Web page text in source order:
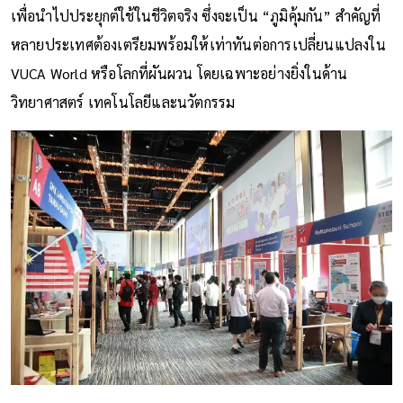
เพื่อนำไปประยุกต์ใช้ในชีวิตจริง ซึ่งจะเป็น “ภูมิคุ้มกัน” สำคัญที่
หลายประเทศต้องเตรียมพร้อมให้เท่าทันต่อการเปลี่ยนแปลงใน
VUCA World หรือโลกที่ผันผวน โดยเฉพาะอย่างยิ่งในด้าน
วิทยาศาสตร์ เทคโนโลยีและนวัตกรรม